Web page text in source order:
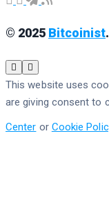
© 2025 Bitcoinist
This website uses
are giving consent to
Center or Cookie